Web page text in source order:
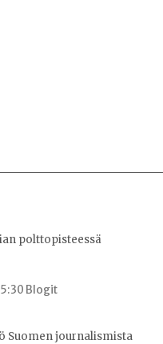
polttopisteessä
Blogit
Suomen journalismista